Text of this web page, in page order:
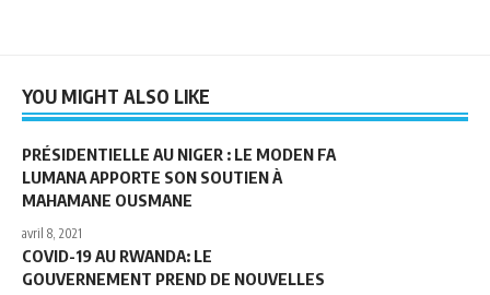
YOU MIGHT ALSO LIKE
PRÉSIDENTIELLE AU NIGER : LE MODEN FA
LUMANA APPORTE SON SOUTIEN À
MAHAMANE OUSMANE
avril 8, 2021
COVID-19 AU RWANDA: LE
GOUVERNEMENT PREND DE NOUVELLES